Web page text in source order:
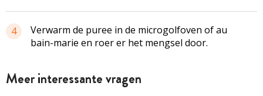
4
Verwarm de puree in de microgolfoven of au
bain-marie en roer er het mengsel door.
Meer interessante vragen